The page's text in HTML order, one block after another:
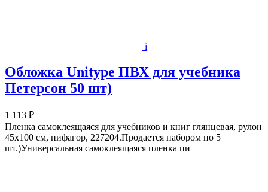
i
Обложка Unitype ПВХ для учебника
Петерсон 50 шт)
1 113 ₽
Пленка самоклеящаяся для учебников и книг глянцевая, рулон
45х100 см, пифагор, 227204.Продается набором по 5
шт.)Универсальная самоклеящаяся пленка пи